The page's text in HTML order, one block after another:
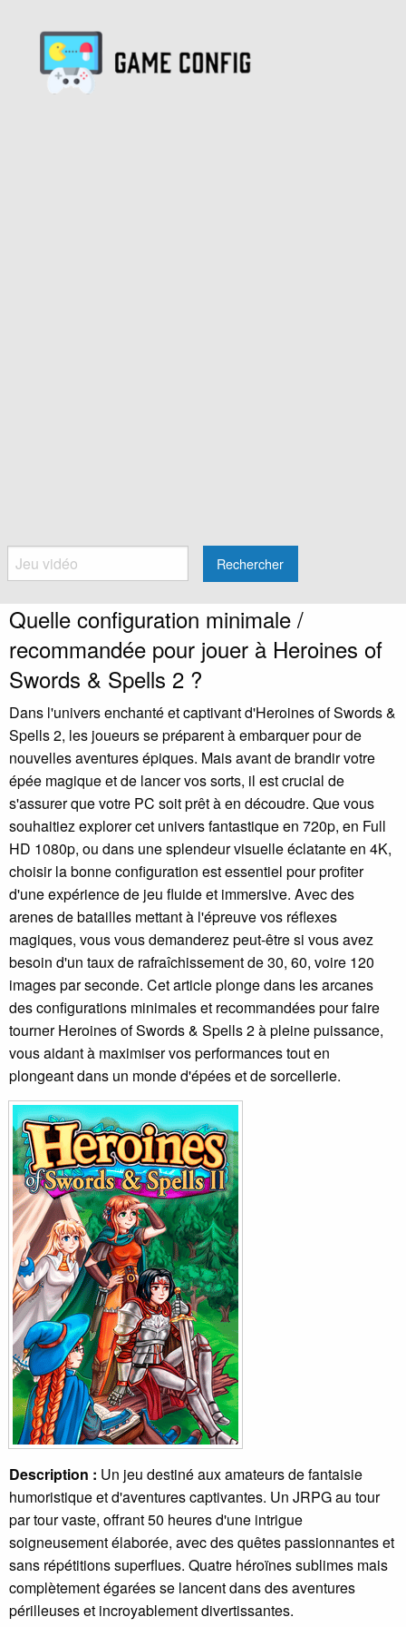
Rechercher
Quelle configuration minimale /
recommandée pour jouer à Heroines of
Swords & Spells 2 ?
Dans l'univers enchanté et captivant d'Heroines of Swords &
Spells 2, les joueurs se préparent à embarquer pour de
nouvelles aventures épiques. Mais avant de brandir votre
épée magique et de lancer vos sorts, il est crucial de
s'assurer que votre PC soit prêt à en découdre. Que vous
souhaitiez explorer cet univers fantastique en 720p, en Full
HD 1080p, ou dans une splendeur visuelle éclatante en 4K,
choisir la bonne configuration est essentiel pour profiter
d'une expérience de jeu fluide et immersive. Avec des
arenes de batailles mettant à l'épreuve vos réflexes
magiques, vous vous demanderez peut-être si vous avez
besoin d'un taux de rafraîchissement de 30, 60, voire 120
images par seconde. Cet article plonge dans les arcanes
des configurations minimales et recommandées pour faire
tourner Heroines of Swords & Spells 2 à pleine puissance,
vous aidant à maximiser vos performances tout en
plongeant dans un monde d'épées et de sorcellerie.
Description : Un jeu destiné aux amateurs de fantaisie
humoristique et d'aventures captivantes. Un JRPG au tour
par tour vaste, offrant 50 heures d'une intrigue
soigneusement élaborée, avec des quêtes passionnantes et
sans répétitions superflues. Quatre héroïnes sublimes mais
complètement égarées se lancent dans des aventures
périlleuses et incroyablement divertissantes.